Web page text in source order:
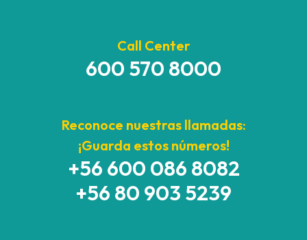
Call Center
600 570 8000
Reconoce nuestras llamadas:
¡Guarda estos números!
+56 600 086 8082
+56 80 903 5239